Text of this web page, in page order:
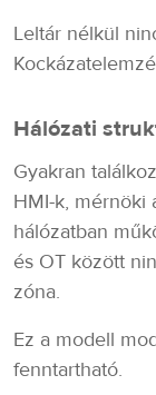
Leltár nélkül
Hálózati
Gyakran
HMI-k, mérnöki
hálózatban
és OT között
zóna.
Ez a modell
fenntartható.